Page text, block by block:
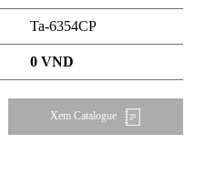
Ta-6354CP
0 VND
Xem Catalogue